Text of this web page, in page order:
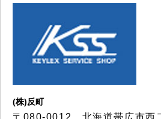
(株)反町
〒080-0012 北海道帯広市西